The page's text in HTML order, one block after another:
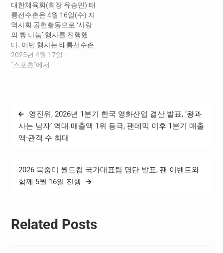
어주기 위해 마련되었다. □
진천 국가대표선수촌, 선수
촌 개방하여 각종 놀이와 공
연 등 프로그램 운영 진천 국
가대표선수촌에서는 5월 5
일(월) 오전 10시부터 오후 2
시…
대한체육회(회장 유승민) 태
릉선수촌은 4월 16일(수) 지
역사회 공헌활동으로 ‘사랑
의 빵 나눔’ 행사를 진행했
다. 이번 행사는 태릉선수촌
제과기능장, 직원들이 함께
만든 건강하고 영양 가득한
늘 전달한 빵은 국가대표선
수촌 식당에서 가장 인기 있
는 음식 중 하나로, 이를 지역
사회 아이들에게 제공함으
2025년 4월 17일
"스포츠"에서
글
탐
색
영진위, 2026년 1분기 한국 영화산업 결산 발표, ‘왕과
사는 남자’ 역대 매출액 1위 등극, 팬데믹 이후 1분기 매출
액·관객 수 최대
2026 북중미 월드컵 국가대표팀 명단 발표, 팬 이벤트와
함께 5월 16일 진행
Related Posts